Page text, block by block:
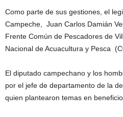
Como parte de sus gestiones, el
Campeche, Juan Carlos Damián
Frente Común de Pescadores de
Nacional de Acuacultura y Pesca
El diputado campechano y los
por el jefe de departamento de la
quien plantearon temas en